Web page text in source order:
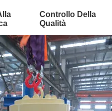
Controllo Della
Qualità